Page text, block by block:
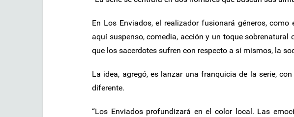
En Los Enviados, el realizador fusionará géneros,
aquí suspenso, comedia, acción y un toque
que los sacerdotes sufren con respecto a sí mismos, la
La idea, agregó, es lanzar una franquicia de la serie,
diferente.
“Los Enviados profundizará en el color local. Las